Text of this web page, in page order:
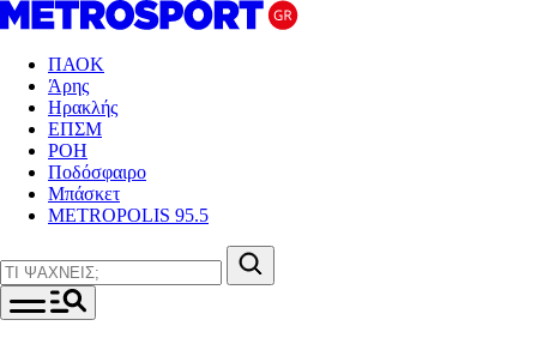
ΠΑΟΚ
Άρης
Ηρακλής
ΕΠΣΜ
ΡΟΗ
Ποδόσφαιρο
Μπάσκετ
METROPOLIS 95.5